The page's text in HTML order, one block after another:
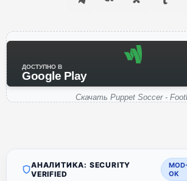
ДОСТУПНО В
Google Play
Скачать Puppet Soccer -
АНАЛИТИКА: SECURITY
VERIFIED
OK